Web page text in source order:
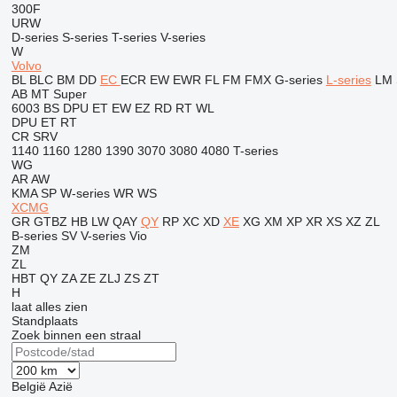
300F
URW
D-series S-series T-series V-series
W
Volvo
BL BLC BM DD EC ECR EW EWR FL FM FMX G-series L-series LM
AB MT Super
6003 BS DPU ET EW EZ RD RT WL
DPU ET RT
CR SRV
1140 1160 1280 1390 3070 3080 4080 T-series
WG
AR AW
KMA SP W-series WR WS
XCMG
GR GTBZ HB LW QAY QY RP XC XD XE XG XM XP XR XS XZ ZL
B-series SV V-series Vio
ZM
ZL
HBT QY ZA ZE ZLJ ZS ZT
H
laat alles zien
Standplaats
Zoek binnen een straal
België Azië